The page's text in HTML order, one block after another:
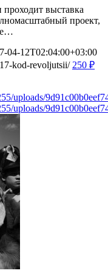
выставка
проект,
04-12T02:04:00+03:00
kod-revoljutsii/ 250 ₽
uploads/
uploads/